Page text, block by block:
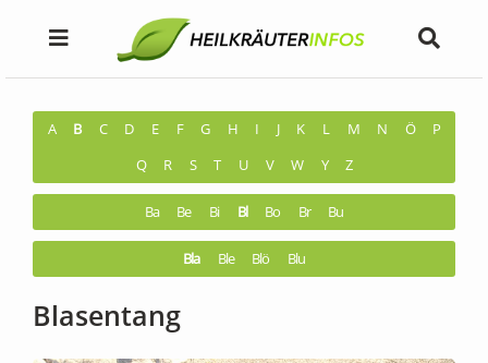
A B C D E F G H I J K L M N Ö
P
Q
R S T U V W Y Z
Ba Be Bi Bl Bo Br Bu
Bla Ble Blö Blu
Blasentang